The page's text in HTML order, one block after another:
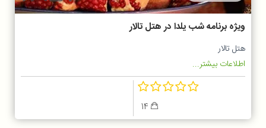
ویژه برنامه شب یلدا در هتل تالار
هتل تالار
اطلاعات بیشتر...